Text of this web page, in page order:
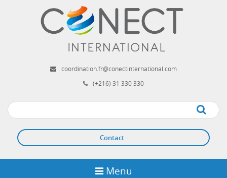
coordination.fr@conectinternational.com
(+216) 31 330 330
Apply
Contact
Menu